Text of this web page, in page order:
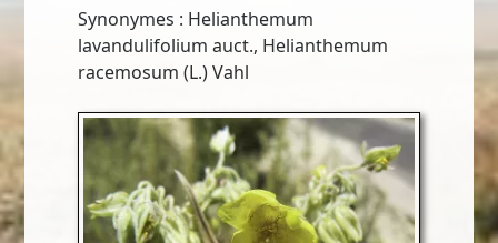
Synonymes : Helianthemum
lavandulifolium auct., Helianthemum
racemosum (L.) Vahl